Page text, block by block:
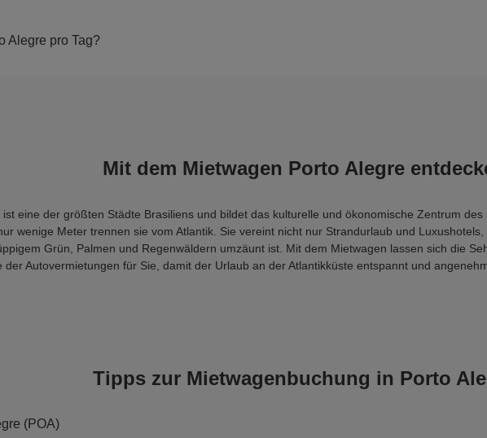
Alegre pro Tag?
Mit dem Mietwagen Porto Alegre
ist eine der größten Städte Brasiliens und bildet das kulturelle und ökonomische Zentrum
wenige Meter trennen sie vom Atlantik. Sie vereint nicht nur Strandurlaub und
Grün, Palmen und Regenwäldern umzäunt ist. Mit dem Mietwagen lassen sich die
Autovermietungen für Sie, damit der Urlaub an der Atlantikküste entspannt und
Tipps zur Mietwagenbuchung in Porto
(POA)